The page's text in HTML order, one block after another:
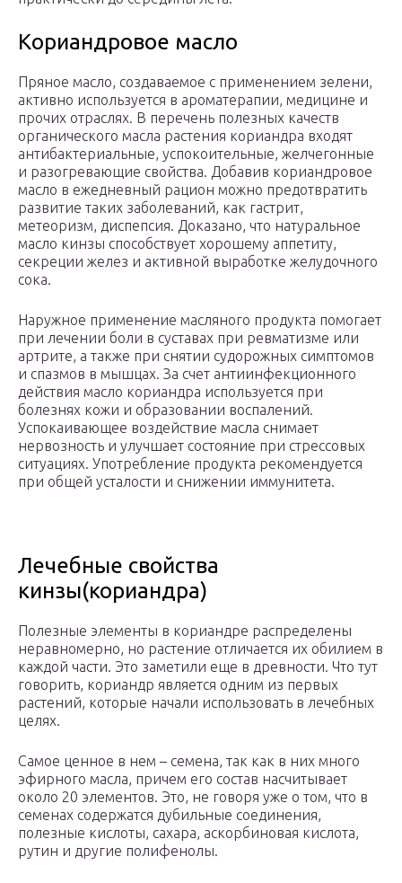
Кориандровое масло
Пряное масло, создаваемое с применением зелени,
активно используется в ароматерапии, медицине и
прочих отраслях. В перечень полезных качеств
органического масла растения кориандра входят
антибактериальные, успокоительные, желчегонные
и разогревающие свойства. Добавив кориандровое
масло в ежедневный рацион можно предотвратить
развитие таких заболеваний, как гастрит,
метеоризм, диспепсия. Доказано, что натуральное
масло кинзы способствует хорошему аппетиту,
секреции желез и активной выработке желудочного
сока.
Наружное применение масляного продукта помогает
при лечении боли в суставах при ревматизме или
артрите, а также при снятии судорожных симптомов
и спазмов в мышцах. За счет антиинфекционного
действия масло кориандра используется при
болезнях кожи и образовании воспалений.
Успокаивающее воздействие масла снимает
нервозность и улучшает состояние при стрессовых
ситуациях. Употребление продукта рекомендуется
при общей усталости и снижении иммунитета.
Лечебные свойства
кинзы(кориандра)
Полезные элементы в кориандре распределены
неравномерно, но растение отличается их обилием в
каждой части. Это заметили еще в древности. Что тут
говорить, кориандр является одним из первых
растений, которые начали использовать в лечебных
целях.
Самое ценное в нем – семена, так как в них много
эфирного масла, причем его состав насчитывает
около 20 элементов. Это, не говоря уже о том, что в
семенах содержатся дубильные соединения,
полезные кислоты, сахара, аскорбиновая кислота,
рутин и другие полифенолы.